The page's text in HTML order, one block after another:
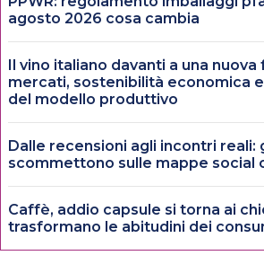
agosto 2026 cosa cambia
Il vino italiano davanti a una
mercati, sostenibilità economica
del modello produttivo
Dalle recensioni agli incontri reali:
scommettono sulle mappe social
Caffè, addio capsule si torna ai
trasformano le abitudini dei